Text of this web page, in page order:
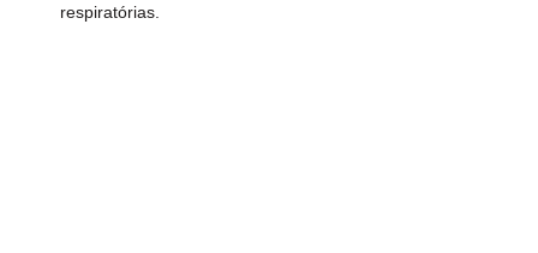
respiratórias.